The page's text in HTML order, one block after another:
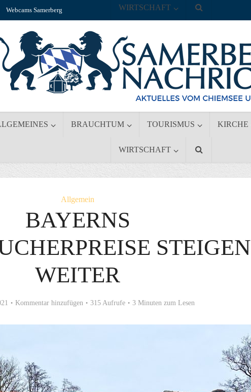
Webcams Samerberg
BRAUCHTUM TOURISMUS KIRCHE
WIRTSCHAFT
WIRTSCHAFT
Allgemein
BAYERNS
STEIGEN
WEITER
Kommentar hinzufügen 315 Aufrufe 3 Minuten zum Lesen